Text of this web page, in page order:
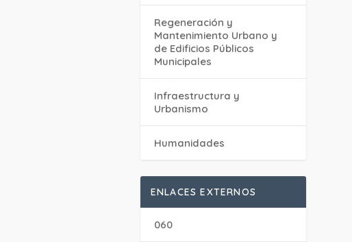
Regeneración y
Mantenimiento Urbano y
de Edificios Públicos
Municipales
Infraestructura y
Urbanismo
Humanidades
ENLACES EXTERNOS
060